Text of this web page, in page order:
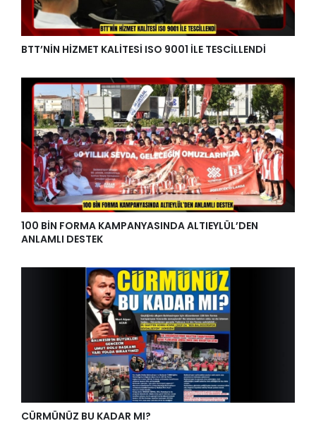
BTT’NİN HİZMET KALİTESİ ISO 9001 İLE TESCİLLENDİ
100 BİN FORMA KAMPANYASINDA ALTIEYLÜL’DEN
ANLAMLI DESTEK
CÜRMÜNÜZ BU KADAR MI?